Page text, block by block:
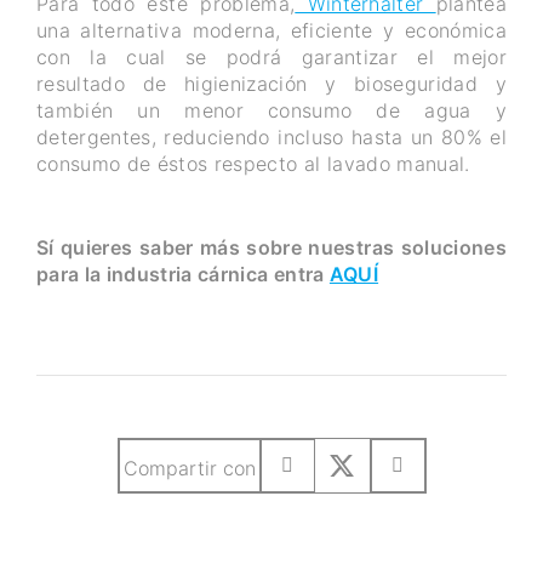
una alternativa moderna, eficiente y económica
con la cual se podrá garantizar el mejor
resultado de higienización y bioseguridad y
también un menor consumo de agua y
detergentes, reduciendo incluso hasta un 80% el
consumo de éstos respecto al lavado manual.
Sí quieres saber más sobre nuestras soluciones
para la industria cárnica entra AQUÍ
Compartir con